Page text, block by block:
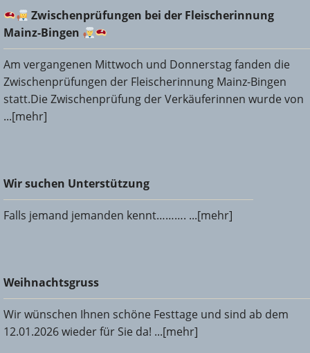
Zwischenprüfungen bei der Fleischerinnung Mainz-
Bingen
Zwischenprüfungen bei der Fleischerinnung
Mainz-Bingen
Am vergangenen Mittwoch und Donnerstag fanden die
Zwischenprüfungen der Fleischerinnung Mainz-Bingen
statt.Die Zwischenprüfung der Verkäuferinnen wurde von
...[mehr]
Wir suchen Unterstützung
Wir suchen Unterstützung
Falls jemand jemanden kennt………. ...[mehr]
Weihnachtsgruss
Weihnachtsgruss
Wir wünschen Ihnen schöne Festtage und sind ab dem
12.01.2026 wieder für Sie da! ...[mehr]